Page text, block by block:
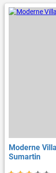
Moderne
Sumartin